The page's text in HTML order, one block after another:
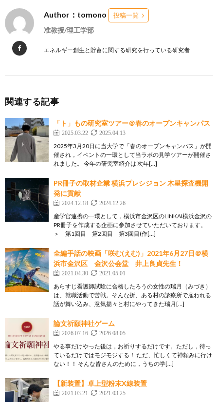
Author：tomono 投稿一覧
准教授/理工学部
エネルギー創生と貯蓄に関する研究を行っている研究者
関連する記事
「ト」もの研究室ツアー＠春のオープンキャンパス
2025.03.22 2025.04.13
2025年3月20日に当大学で「春のオープンキャンパス」が開
催され，イベントの一環として当ラボの見学ツアーが開催さ
れました。 今年の研究室紹介は 次年[…]
PR冊子の取材企業 横浜プレシジョン 木星探査機開
発に貢献
2024.12.18 2024.12.26
産学官連携の一環として，横浜市金沢区のLINKAI横浜金沢の
PR冊子を作成する企画に参加させていただいております。
＞ 第1回目 第2回目 第3回目(作[…]
全編手話の映画「咲む(えむ)」2021年6月27日＠横
浜市金沢区 金沢公会堂 井上良貞先生！
2021.04.30 2021.05.01
あらすじ看護師試験に合格したろうの女性の瑞月（みづき）
は、就職活動で苦戦。そんな折、ある村の診療所で雇われる
話が舞い込み、意気揚々と村にやってきた瑞月[…]
論文祈願神社ゲーム
2026.07.16 2026.08.05
やる事だけやった後は，お祈りするだけです。ただし，待っ
ているだけではモジモジする！ ただ、忙しくて神頼みに行け
ない！！ そんな皆さんのために，うちの学[…]
【新装置】卓上型粉末X線装置
2021.03.21 2021.03.25